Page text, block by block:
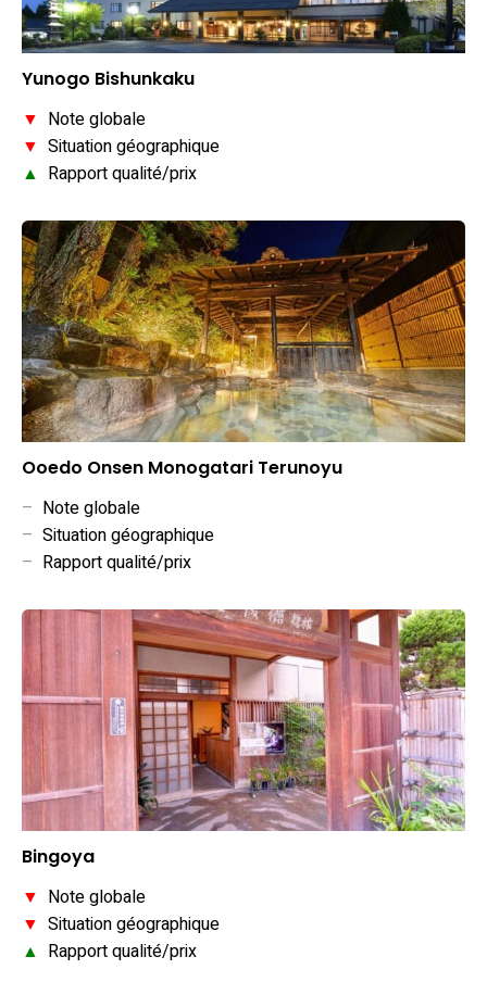
Yunogo Bishunkaku
▼ Note globale
▼ Situation géographique
▲ Rapport qualité/prix
Ooedo Onsen Monogatari Terunoyu
– Note globale
– Situation géographique
– Rapport qualité/prix
Bingoya
▼ Note globale
▼ Situation géographique
▲ Rapport qualité/prix